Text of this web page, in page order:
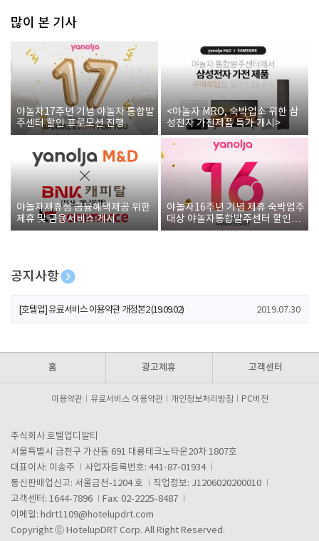
많이 본 기사
야놀자17주년 기념 야놀자 통합발
주센터 할인 프로모션 진행
<야놀자 MRO, 숙박업소 위한 삼
성전자 가전제품 특가 개시>
야놀자제휴점 금융혜택제공 위한
제휴 및 금융서비스 게시
야놀자16주년 기념 제휴 숙박업주
대상 야놀자통합발주센터 할인쿠
폰 증정
공지사항
[호텔업] 개인정보 처리방침 개정본1 (19.09.02)
[호텔업] 유료서비스 이용약관 개정본2 (19.09.02) 2019.07.30
홈 광고제휴 고객센터
이용약관 유료서비스 이용약관 개인정보처리방침 PC버전
주식회사 호텔업디알티
서울특별시 금천구 가산동 691 대륭테크노타운20차 1807호
대표이사: 이송주
사업자등록번호: 441-87-01934
통신판매업신고: 서울금천-1204 호
직업정보: J1206020200010
고객센터: 1644-7896
Fax: 02-2225-8487
이메일: hdrt1109@hotelupdrt.com
Copyright ⓒ HotelupDRT Corp. All Right Reserved.